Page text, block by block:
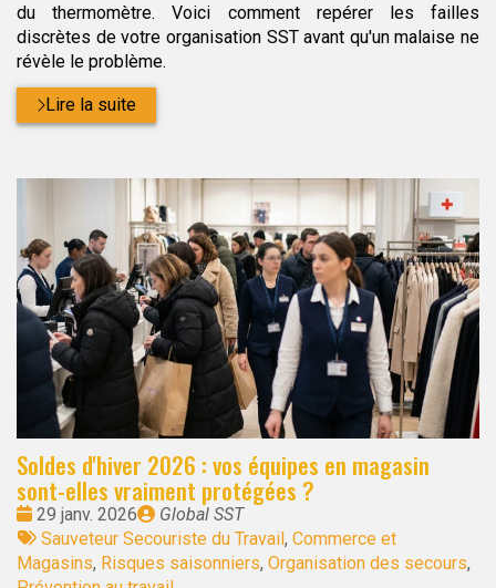
du thermomètre. Voici comment repérer les failles
discrètes de votre organisation SST avant qu'un malaise ne
révèle le problème.
Lire la suite
Soldes d'hiver 2026 : vos équipes en magasin
sont-elles vraiment protégées ?
Date
:
29 janv. 2026
Publié
par
Global SST
Tags
:
Sauveteur Secouriste du Travail , Commerce et
Magasins, Risques saisonniers, Organisation des secours,